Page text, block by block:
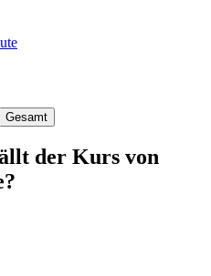
Gesamt
der Kurs von